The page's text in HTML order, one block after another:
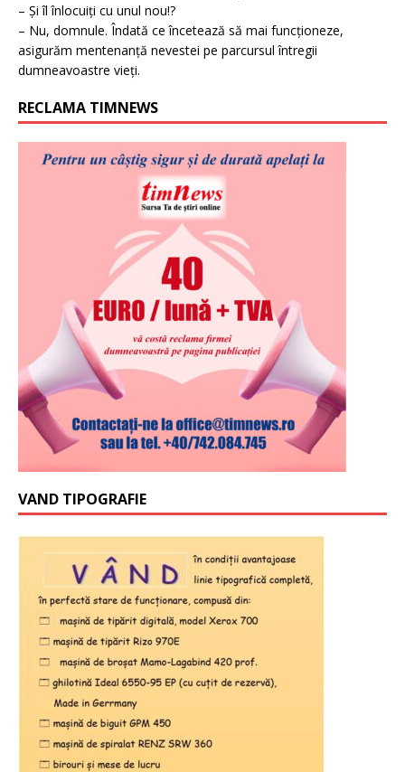
– Și îl înlocuiți cu unul nou!?
– Nu, domnule. Îndată ce încetează să mai funcționeze,
asigurăm mentenanță nevestei pe parcursul întregii
dumneavoastre vieți.
RECLAMA TIMNEWS
VAND TIPOGRAFIE